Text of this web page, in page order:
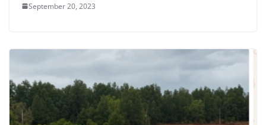
September 20, 2023